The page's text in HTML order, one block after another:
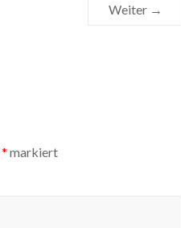
Weiter →
* markiert